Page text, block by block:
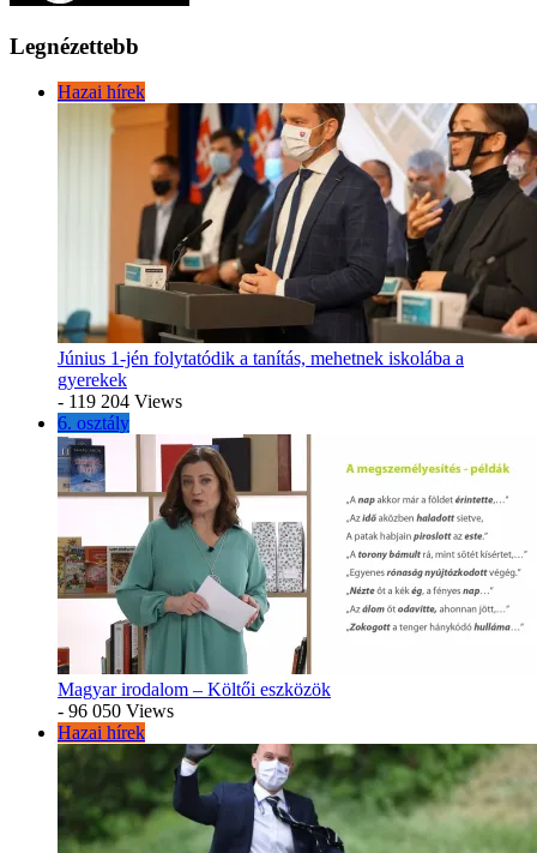
Legnézettebb
Hazai hírek
Június 1-jén folytatódik a tanítás, mehetnek iskolába a
gyerekek
- 119 204 Views
6. osztály
Magyar irodalom – Költői eszközök
- 96 050 Views
Hazai hírek